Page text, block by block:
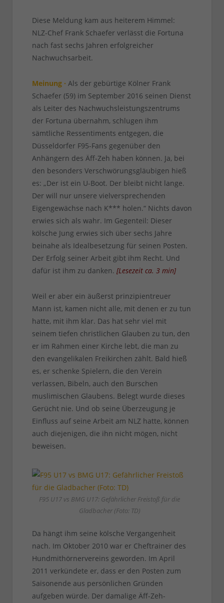
Diese Meldung kam aus heiterem Himmel:
NLZ-Chef Frank Schaefer verlässt die Fortuna
nach fast sechs Jahren erfolgreicher
Nachwuchsarbeit.
Meinung · Als der gebürtige Kölner Frank
Schaefer (59) im September 2016 seinen Dienst
als Leiter des Nachwuchsleistungszentrums
der Fortuna übernahm, schlugen ihm
sämtliche Ressentiments entgegen, die
Düsseldorfer F95-Fans gegenüber den
Anhängern des Äff-Zeh haben können. Ja, bei
den besonders Verschwörungsgläubigen hieß
es: „Der ist ein U-Boot. Der bleibt nicht lange.
Der will nur unsere vielversprechenden
Eigengewächse nach K*** holen.“ Nichts davon
erwies sich als wahr. Im Gegenteil: Dieser
kölsche Jung erwies sich über sechs Jahre
beinahe als Idealbesetzung für seinen Posten.
Der Erfolg seiner Arbeit gibt ihm Recht. Und
dafür ist ihm zu danken. [Lesezeit ca. 3 min]
Weil er aber ein äußerst prinzipientreuer
Mann ist, kamen nicht alle, mit denen er zu tun
hatte, mit ihm klar. Das hat sehr viel mit
seinem tiefen christlichen Glauben zu tun, den
er im Rahmen einer Kirche lebt, die man zu
den evangelikalen Freikirchen zählt. Bald hieß
es, er schenke Spielern, die den Verein
verlassen, Bibeln, auch den Burschen
muslimischen Glaubens. Belegt wurde dieses
Gerücht nie. Und ob seine Überzeugung je
Einfluss auf seine Arbeit am NLZ hatte, können
auch diejenigen, die ihn nicht mögen, nicht
beweisen.
F95 U17 vs BMG U17: Gefährlicher Freistoß für die
Gladbacher (Foto: TD)
Da hängt ihm seine kölsche Vergangenheit
nach. Im Oktober 2010 war er Cheftrainer des
Hundmithörnervereins geworden. Im April
2011 verkündete er, dass er den Posten zum
Saisonende aus persönlichen Gründen
aufgeben würde. Der damalige Äff-Zeh-